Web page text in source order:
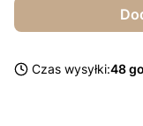
Czas wysyłki:48